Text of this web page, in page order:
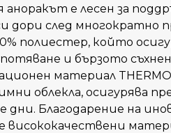
аноракът е лесен за
дори след многократно
полиестер, който
и бързото
материал
облекла, осигурява
Благодарение на